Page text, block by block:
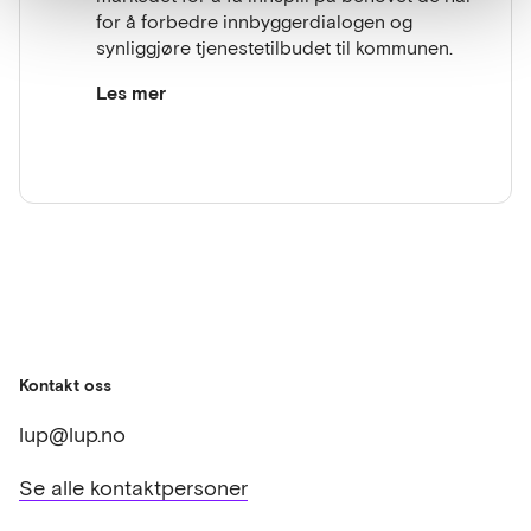
nyheter, endringsmeldinger og
beredskapsinformasjon.
Kommunen har et stort antall digitale
tjenester som ikke nødvendigvis
tjenestetilbud.
Kommunen har et behov for å
for å forbedre innbyggerdialogen og
synliggjøre tjenestetilbudet til kommunen.
Les mer
Påmelding sendes til
Kontakt oss
lup@lup.no
Se alle kontaktpersoner